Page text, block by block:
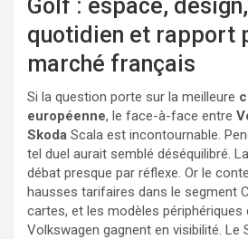
Golf : espace,
quotidien et rapport
marché français
Si la question porte sur la meilleure
européenne, le face-à-face entre
Skoda Scala est incontournable.
tel duel aurait semblé déséquilibré.
débat presque par réflexe. Or le
hausses tarifaires dans le segment
cartes, et les modèles périphériques
Volkswagen gagnent en visibilité. Le